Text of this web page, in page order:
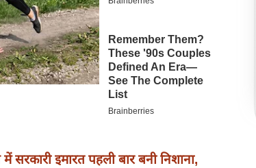
इमारत पहली बार बनी निशाना,